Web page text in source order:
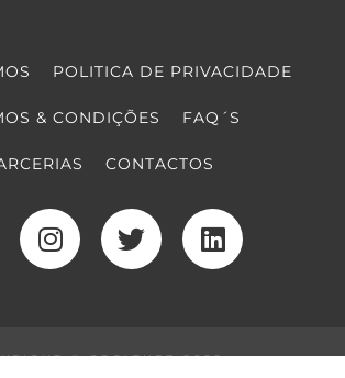
POLITICA DE PRIVACIDADE
& CONDIÇÕES FAQ´S
CONTACTOS
© COOLTURE 2022